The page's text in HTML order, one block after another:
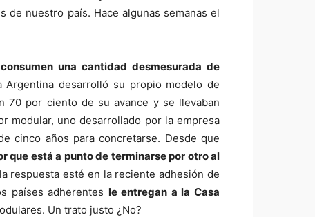
de nuestro país. Hace algunas semanas el
una cantidad desmesurada de
Argentina desarrolló su propio modelo de
70 por ciento de su avance y se llevaban
modular, uno desarrollado por la empresa
cinco años para concretarse. Desde que
que está a punto de terminarse por otro al
respuesta esté en la reciente adhesión de
países adherentes le entregan a la Casa
Un trato justo ¿No?